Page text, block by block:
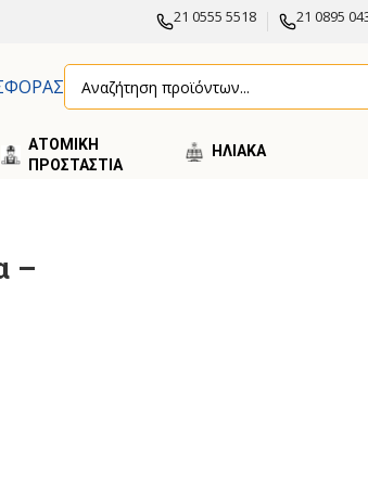
21 0555 5518 21 0895
ΑΤΟΜΙΚΗ
ΠΡΟΣΤΑΣΤΙΑ
ΗΛΙΑΚA
–